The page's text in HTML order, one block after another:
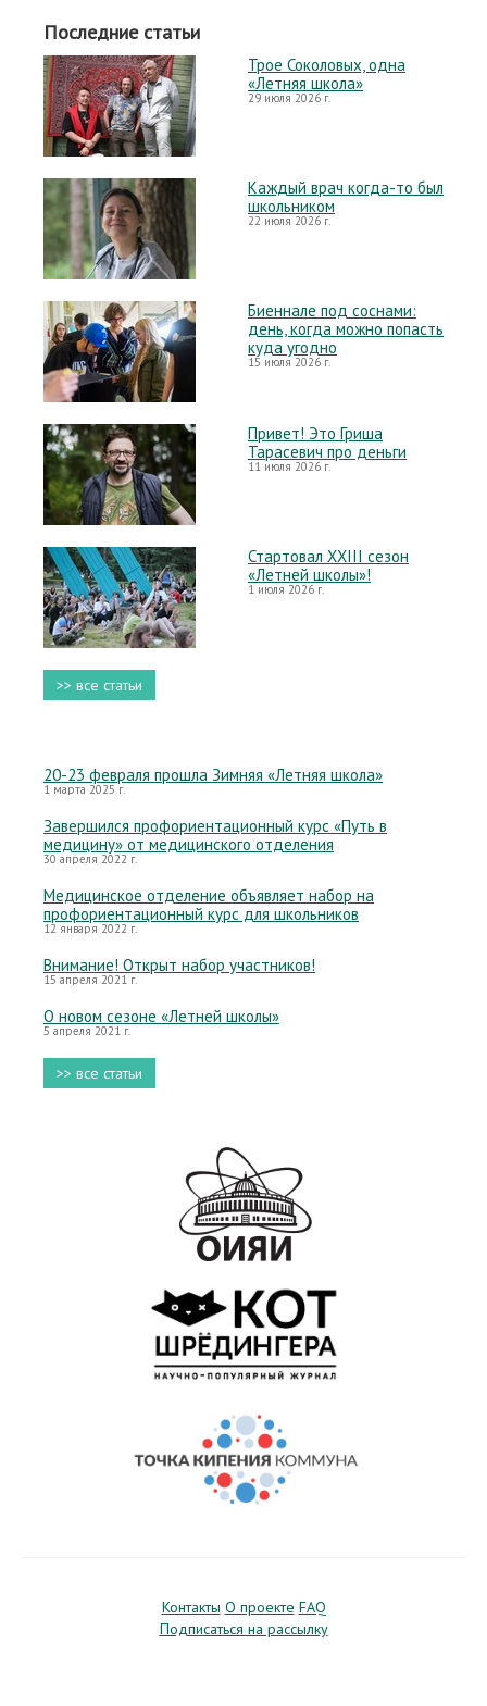
Последние статьи
Трое Соколовых, одна
«Летняя школа»
29 июля 2026 г.
Каждый врач когда-то был
школьником
22 июля 2026 г.
Биеннале под соснами:
день, когда можно попасть
куда угодно
15 июля 2026 г.
Привет! Это Гриша
Тарасевич про деньги
11 июля 2026 г.
Стартовал XXIII сезон
«Летней школы»!
1 июля 2026 г.
>> все статьи
20-23 февраля прошла Зимняя «Летняя школа»
1 марта 2025 г.
Завершился профориентационный курс «Путь в
медицину» от медицинского отделения
30 апреля 2022 г.
Медицинское отделение объявляет набор на
профориентационный курс для школьников
12 января 2022 г.
Внимание! Открыт набор участников!
15 апреля 2021 г.
О новом сезоне «Летней школы»
5 апреля 2021 г.
>> все статьи
Контакты О проекте FAQ
Подписаться на рассылку